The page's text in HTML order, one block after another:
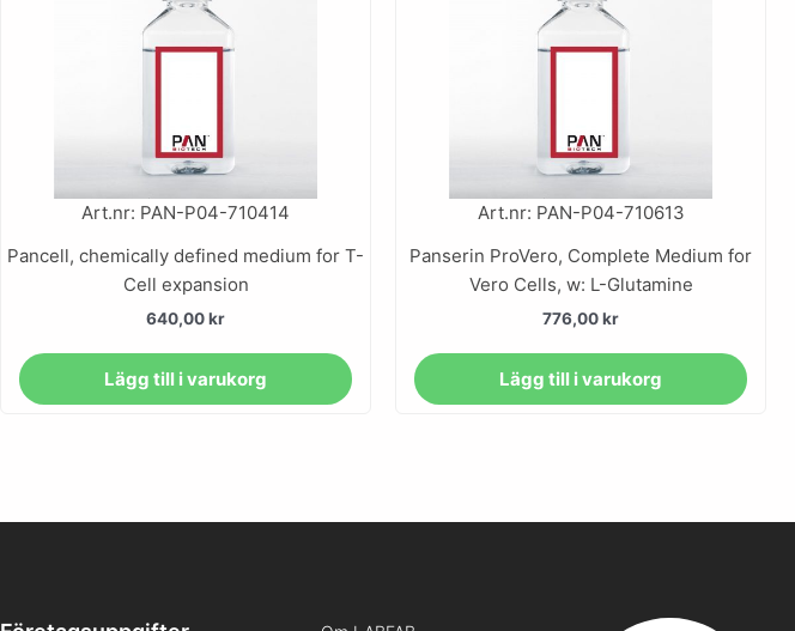
Art.nr: PAN-P04-710414
Pancell, chemically defined medium for T-
Cell expansion
640,00kr
Lägg till i varukorg
Art.nr: PAN-P04-710613
Panserin ProVero, Complete Medium for
Vero Cells, w: L-Glutamine
776,00kr
Lägg till i varukorg